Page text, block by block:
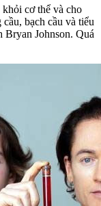
cơ thể và cho
bạch cầu và tiểu
Bryan Johnson. Quá